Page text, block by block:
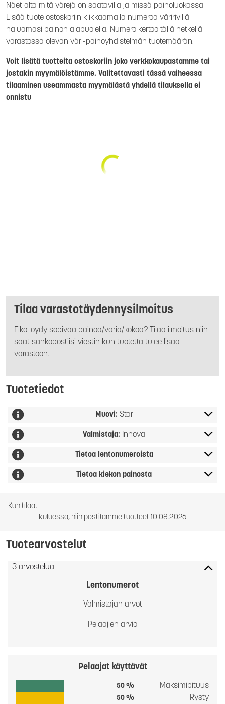
Näet alta mitä värejä on saatavilla ja missä painoluokassa
Lisää tuote ostoskoriin klikkaamalla numeroa väririvillä
haluamasi painon alapuolella. Numero kertoo tällä hetkellä
varastossa olevan väri-painoyhdistelmän tuotemäärän.
Voit lisätä tuotteita ostoskoriin joko verkkokaupastamme tai
jostakin myymälöistämme. Valitettavasti tässä vaiheessa
tilaaminen useammasta myymälästä yhdellä tilauksella ei
onnistu
Tilaa varastotäydennysilmoitus
Eikö löydy sopivaa painoa/väriä/kokoa? Tilaa ilmoitus niin
saat sähköpostiisi viestin kun tuotetta tulee lisää
varastoon.
Tuotetiedot
Muovi: Star
Valmistaja: Innova
Tietoa lentonumeroista
Tietoa kiekon painosta
Kun tilaat
kuluessa, niin postitamme tuotteet 10.08.2026
Tuotearvostelut
3 arvostelua
Lentonumerot
Valmistajan arvot
Pelaajien arvio
Pelaajat käyttävät
50 % Maksimipituus
50 % Rysty